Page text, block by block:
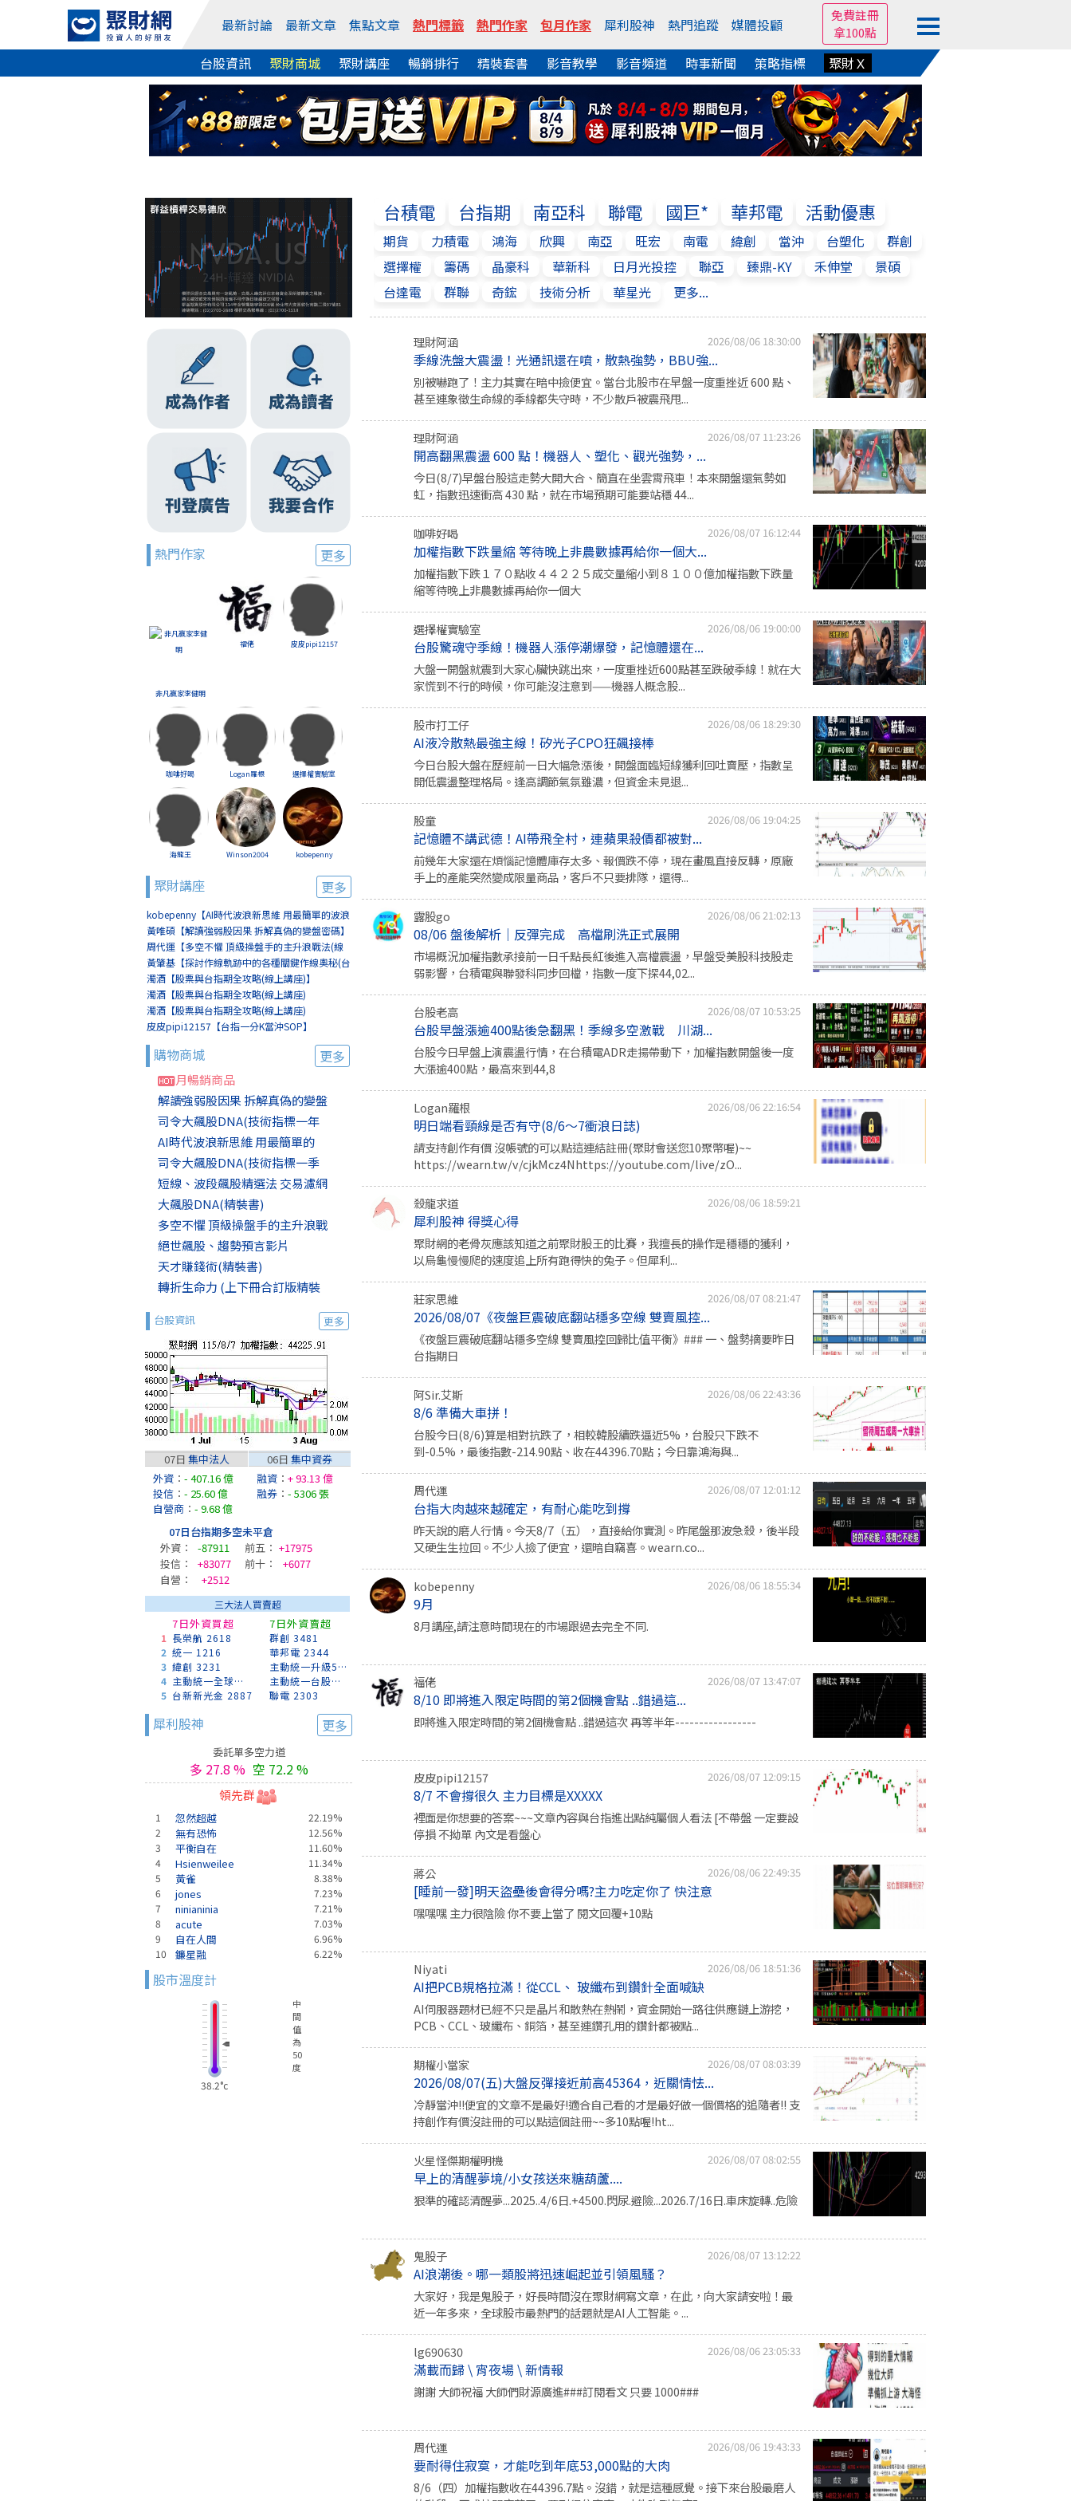
最新討論 最新文章 焦點文章 熱門標籤 熱門作家 包月作家 犀利股神 熱門追蹤 媒體投顧
免費註冊
拿100點
台股資訊 聚財商城 聚財講座 暢銷排行 精裝套書 影音教學 影音頻道 時事新聞 策略指標 聚財Ｘ
熱門作家 更多
非凡贏家李健明
福佬 皮皮pipi12157
咖啡好喝 Logan羅根 選擇權實驗室
海龍王 Winson2004 kobepenny
聚財講座 更多
kobepenny【AI時代波浪新思維 用最簡單的波浪
賺最簡單的錢(線上講座)】
黃唯碩【解讀強弱股因果 拆解真偽的變盤密碼】
周代運【多空不懼 頂級操盤手的主升浪戰法(線
上講座)】
黃肇基【探討作線軌跡中的各種關鍵作線奧秘(台
北)】
濁酒【股票與台指期全攻略(線上講座)】
濁酒【股票與台指期全攻略(線上講座)
(8/2+8/9)】
濁酒【股票與台指期全攻略(線上講座)
(8/16+8/23)】
皮皮pipi12157【台指一分K當沖SOP】
購物商城 更多
月暢銷商品
解讀強弱股因果 拆解真偽的變盤
司令大飆股DNA(技術指標一年
AI時代波浪新思維 用最簡單的
司令大飆股DNA(技術指標一季
短線、波段飆股精選法 交易濾網
大飆股DNA(精裝書)
多空不懼 頂級操盤手的主升浪戰
絕世飆股、趨勢預言影片
天才賺錢術(精裝書)
轉折生命力 (上下冊合訂版精裝
台股資訊 更多
07日 集中法人
外資 ： - 407.16 億
投信 ： - 25.60 億
自營商 ： - 9.68 億
06日 集中資券
融資 ： + 93.13 億
融券 ： - 5306 張
07日台指期多空未平倉
外資：
-87911 前五： +17975
投信：
+83077 前十：
+6077
自營：
+2512
三大法人買賣超
1
2
3
4
5
7日外資買超
長榮航 2618
統一 1216
緯創 3231
主動統一全球創新 00988A
台新新光金 2887
7日外資賣超
群創 3481
華邦電 2344
主動統一升級50 00403A
主動統一台股增長 00981A
聯電 2303
犀利股神 更多
委託單多空力道
多 27.8 % 空 72.2 %
領先群
1 忽然超越
22.19%
2
無有恐怖
12.56%
3
平衡自在
11.60%
4
Hsienweilee
11.34%
5
黃雀
8.38%
6
jones
7.23%
7
ninianinia
7.21%
8
acute
7.03%
9
自在人間
6.96%
10
鐮星融 6.22%
股市溫度計
中
間
值
為
50
度
38.2°c
台積電 台指期 南亞科 聯電 國巨* 華邦電 活動優惠
期貨 力積電 鴻海 欣興 南亞 旺宏 南電 緯創 當沖 台塑化
群創
選擇權
籌碼 晶豪科 華新科 日月光投控 聯亞 臻鼎-KY 禾伸堂
景碩
台達電
群聯 奇鋐 技術分析 華星光 更多...
理財阿涵 2026/08/06 18:30:00
季線洗盤大震盪！光通訊還在噴，散熱強勢，BBU強...
別被嚇跑了！主力其實在暗中撿便宜。當台北股市在早盤一度重挫近 600 點、
甚至連象徵生命線的季線都失守時，不少散戶被震飛甩...
理財阿涵 2026/08/07 11:23:26
開高翻黑震盪 600 點！機器人、塑化、觀光強勢，...
今日(8/7)早盤台股這走勢大開大合、簡直在坐雲霄飛車！本來開盤還氣勢如
虹，指數迅速衝高 430 點，就在市場預期可能要站穩 44...
咖啡好喝 2026/08/07 16:12:44
加權指數下跌量縮 等待晚上非農數據再給你一個大...
加權指數下跌１７０點收４４２２５成交量縮小到８１００億加權指數下跌量
縮等待晚上非農數據再給你一個大
選擇權實驗室 2026/08/06 19:00:00
台股驚魂守季線！機器人漲停潮爆發，記憶體還在...
大盤一開盤就震到大家心臟快跳出來，一度重挫近600點甚至跌破季線！就在大
家慌到不行的時候，你可能沒注意到——機器人概念股...
股市打工仔 2026/08/06 18:29:30
AI液冷散熱最強主線！矽光子CPO狂飆接棒
今日台股大盤在歷經前一日大幅急漲後，開盤面臨短線獲利回吐賣壓，指數呈
開低震盪整理格局。逢高調節氣氛雖濃，但資金未見退...
股童 2026/08/06 19:04:25
記憶體不講武德！AI帶飛全村，連蘋果殺價都被對...
前幾年大家還在煩惱記憶體庫存太多、報價跌不停，現在畫風直接反轉，原廠
手上的產能突然變成限量商品，客戶不只要排隊，還得...
露股go 2026/08/06 21:02:13
08/06 盤後解析｜反彈完成 高檔刷洗正式展開
市場概況加權指數承接前一日千點長紅後進入高檔震盪，早盤受美股科技股走
弱影響，台積電與聯發科同步回檔，指數一度下探44,02...
台股老高 2026/08/07 10:53:25
台股早盤漲逾400點後急翻黑！季線多空激戰 川湖...
台股今日早盤上演震盪行情，在台積電ADR走揚帶動下，加權指數開盤後一度
大漲逾400點，最高來到44,8
Logan羅根 2026/08/06 22:16:54
明日端看頸線是否有守(8/6～7衝浪日誌)
請支持創作有價 沒帳號的可以點這連結註冊(聚財會送您10聚幣喔)~~
https://wearn.tw/v/cjkMcz4Nhttps://youtube.com/live/zO...
殺龍求道 2026/08/06 18:59:21
犀利股神 得獎心得
聚財網的老骨灰應該知道之前聚財股王的比賽，我擅長的操作是穩穩的獲利，
以烏龜慢慢爬的速度追上所有跑得快的兔子。但犀利...
莊家思維 2026/08/07 08:21:47
2026/08/07《夜盤巨震破底翻站穩多空線 雙賣風控...
《夜盤巨震破底翻站穩多空線 雙賣風控回歸比值平衡》### 一、盤勢摘要昨日
台指期日
阿Sir.艾斯 2026/08/06 22:43:36
8/6 準備大車拼！
台股今日(8/6)算是相對抗跌了，相較韓股續跌逼近5%，台股只下跌不
到-0.5%，最後指數-214.90點、收在44396.70點；今日靠鴻海與...
周代運 2026/08/07 12:01:12
台指大肉越來越確定，有耐心能吃到撐
昨天說的磨人行情。今天8/7（五），直接給你實測。昨尾盤那波急殺，後半段
又硬生生拉回。不少人撿了便宜，還暗自竊喜。wearn.co...
kobepenny 2026/08/06 18:55:34
9月
8月講座,請注意時間現在的市場跟過去完全不同.
福佬 2026/08/07 13:47:07
8/10 即將進入限定時間的第2個機會點 ..錯過這...
即將進入限定時間的第2個機會點 ..錯過這次 再等半年-----------------
皮皮pipi12157 2026/08/07 12:09:15
8/7 不會撐很久 主力目標是XXXXX
裡面是你想要的答案~~~文章內容與台指進出點純屬個人看法 [不帶盤 一定要設
停損 不拗單 內文是看盤心
蔣公 2026/08/06 22:49:35
[睡前一發]明天盜壘後會得分嗎?主力吃定你了 快注意
嘿嘿嘿 主力很陰險 你不要上當了 閱文回覆+10點
Niyati 2026/08/06 18:51:36
AI把PCB規格拉滿！從CCL、 玻纖布到鑽針全面喊缺
AI伺服器題材已經不只是晶片和散熱在熱鬧，資金開始一路往供應鏈上游挖，
PCB、CCL、玻纖布、銅箔，甚至連鑽孔用的鑽針都被點...
期權小當家 2026/08/07 08:03:39
2026/08/07(五)大盤反彈接近前高45364，近關情怯...
冷靜當沖!!便宜的文章不是最好!適合自己看的才是最好做一個價格的追隨者!! 支
持創作有價沒註冊的可以點這個註冊~~多10點喔!ht...
火星怪傑期權明機 2026/08/07 08:02:55
早上的清醒夢境/小女孩送來糖葫蘆....
狠準的確認清醒夢...2025..4/6日.+4500.閃尿.避險...2026.7/16日.車床旋轉..危險
鬼股子 2026/08/07 13:12:22
AI浪潮後。哪一類股將迅速崛起並引領風騷？
大家好，我是鬼股子，好長時間沒在聚財網寫文章，在此，向大家請安啦！最
近一年多來，全球股市最熱門的話題就是AI人工智能。...
lg690630 2026/08/06 23:05:33
滿載而歸 \ 宵夜場 \ 新情報
謝謝 大師祝福 大師們財源廣進###訂閱看文 只要 1000###
周代運 2026/08/06 19:43:33
要耐得住寂寞，才能吃到年底53,000點的大肉
8/6（四）加權指數收在44396.7點。沒錯，就是這種感覺。接下來台股最磨人